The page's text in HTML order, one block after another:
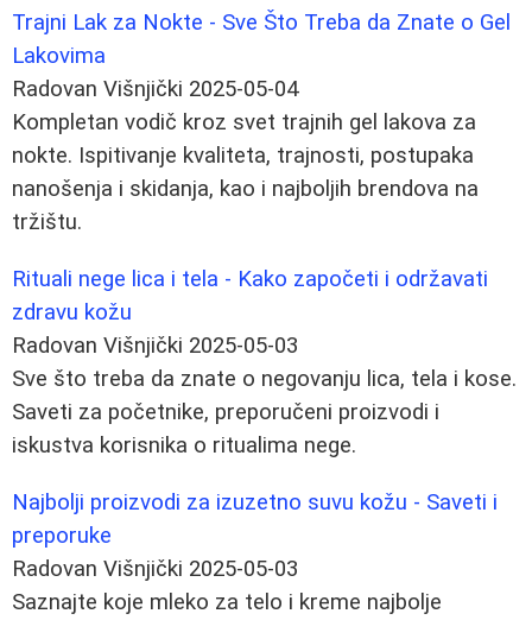
Trajni Lak za Nokte - Sve Što Treba da Znate o Gel
Lakovima
Radovan Višnjički 2025-05-04
Kompletan vodič kroz svet trajnih gel lakova za
nokte. Ispitivanje kvaliteta, trajnosti, postupaka
nanošenja i skidanja, kao i najboljih brendova na
tržištu.
Rituali nege lica i tela - Kako započeti i održavati
zdravu kožu
Radovan Višnjički 2025-05-03
Sve što treba da znate o negovanju lica, tela i kose.
Saveti za početnike, preporučeni proizvodi i
iskustva korisnika o ritualima nege.
Najbolji proizvodi za izuzetno suvu kožu - Saveti i
preporuke
Radovan Višnjički 2025-05-03
Saznajte koje mleko za telo i kreme najbolje